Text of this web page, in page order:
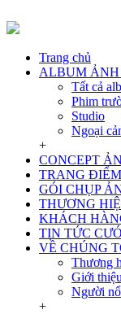
Trang chủ
ALBUM
Tất cả
Phim
Studio
Ngoại
+
CONCEPT
TRANG ĐIỂM
GÓI CHỤP
THƯƠNG
KHÁCH
TIN TỨC
VỀ CHÚNG
Thương
Giới
Người
+